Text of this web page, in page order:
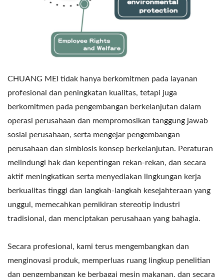
CHUANG MEI tidak hanya berkomitmen pada layanan
profesional dan peningkatan kualitas, tetapi juga
berkomitmen pada pengembangan berkelanjutan dalam
operasi perusahaan dan mempromosikan tanggung jawab
sosial perusahaan, serta mengejar pengembangan
perusahaan dan simbiosis konsep berkelanjutan. Peraturan
melindungi hak dan kepentingan rekan-rekan, dan secara
aktif meningkatkan serta menyediakan lingkungan kerja
berkualitas tinggi dan langkah-langkah kesejahteraan yang
unggul, memecahkan pemikiran stereotip industri
tradisional, dan menciptakan perusahaan yang bahagia.
Secara profesional, kami terus mengembangkan dan
menginovasi produk, memperluas ruang lingkup penelitian
dan pengembangan ke berbagai mesin makanan, dan secara